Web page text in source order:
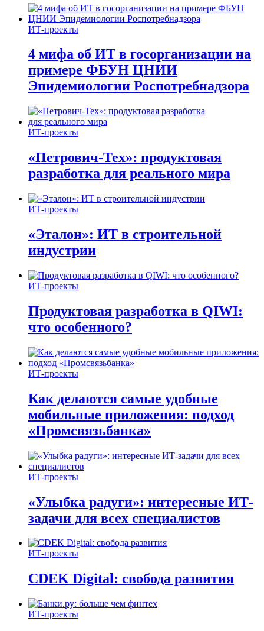
ИТ-проекты
4 мифа об ИТ в госорганизации на
примере ФБУН ЦНИИ
Эпидемиологии Роспотребнадзора
ИТ-проекты
«Петрович-Тех»: продуктовая
разработка для реального мира
ИТ-проекты
«Эталон»: ИТ в строительной
индустрии
ИТ-проекты
Продуктовая разработка в QIWI:
что особенного?
ИТ-проекты
Как делаются самые удобные
мобильные приложения: подход
«Промсвязьбанка»
ИТ-проекты
«Улыбка радуги»: интересные ИТ-
задачи для всех специалистов
ИТ-проекты
CDEK Digital: свобода развития
ИТ-проекты